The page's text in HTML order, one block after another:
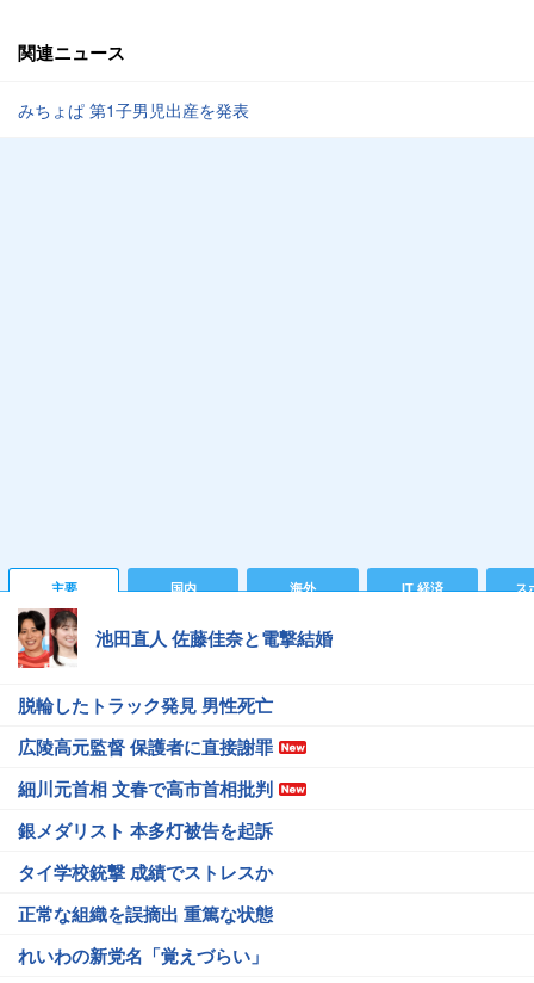
関連ニュース
みちょぱ 第1子男児出産を発表
主要 国内 海外 IT 経済 ス
池田直人 佐藤佳奈と電撃結婚
脱輪したトラック発見 男性死亡
広陵高元監督 保護者に直接謝罪
細川元首相 文春で高市首相批判
銀メダリスト 本多灯被告を起訴
タイ学校銃撃 成績でストレスか
正常な組織を誤摘出 重篤な状態
れいわの新党名「覚えづらい」